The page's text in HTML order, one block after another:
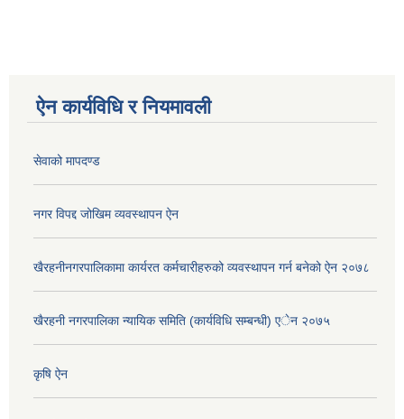
ऐन कार्यविधि र नियमावली
सेवाको मापदण्ड
नगर विपद्द जोखिम व्यवस्थापन ऐन
खैरहनीनगरपालिकामा कार्यरत कर्मचारीहरुको व्यवस्थापन गर्न बनेको ऐन २०७८
खैरहनी नगरपालिका न्यायिक समिति (कार्यविधि सम्बन्धी) एेन २०७५
कृषि ऐन